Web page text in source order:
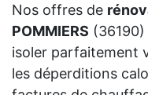
Nos offres de
POMMIERS
isoler parfaitement
les déperditions